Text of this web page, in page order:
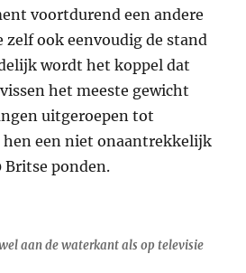
voortdurend een andere
zelf ook eenvoudig de stand
wordt het koppel dat
het meeste gewicht
uitgeroepen tot
hen een niet onaantrekkelijk
Britse ponden.
aan de waterkant als op televisie